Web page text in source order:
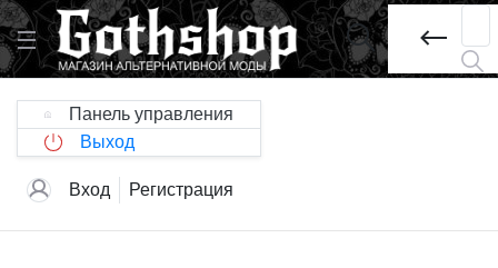
Панель управления
Выход
Вход Регистрация